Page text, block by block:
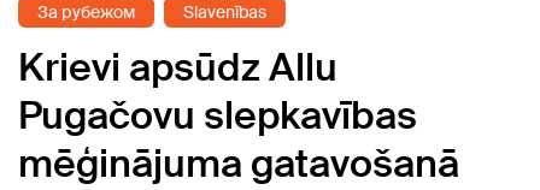
За рубежом Slavenības
Krievi apsūdz Allu
Pugačovu slepkavības
mēģinājuma gatavošanā